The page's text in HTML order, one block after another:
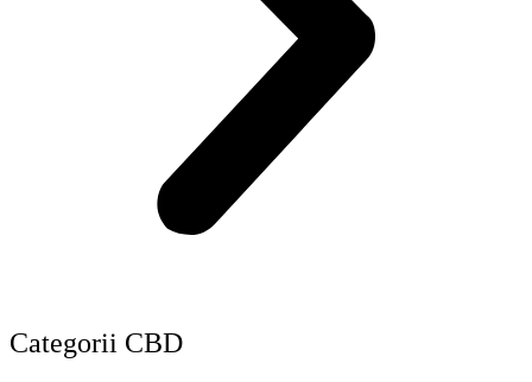
Categorii CBD